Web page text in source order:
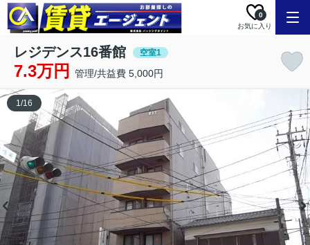
お気に入り
0
レジデンス16番館 空室1
7.3万円 管理/共益費 5,000円
1/16